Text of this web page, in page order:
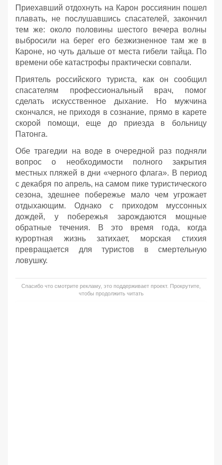
Приехавший отдохнуть на Карон россиянин пошел
плавать, не послушавшись спасателей, закончил
тем же: около половины шестого вечера волны
выбросили на берег его безжизненное там же в
Кароне, но чуть дальше от места гибели тайца. По
времени обе катастрофы практически совпали.
Приятель российского туриста, как он сообщил
спасателям профессиональный врач, помог
сделать искусственное дыхание. Но мужчина
скончался, не приходя в сознание, прямо в карете
скорой помощи, еще до приезда в больницу
Патонга.
Обе трагедии на воде в очередной раз подняли
вопрос о необходимости полного закрытия
местных пляжей в дни «черного флага». В период
с декабря по апрель, на самом пике туристического
сезона, здешнее побережье мало чем угрожает
отдыхающим. Однако с приходом муссонных
дождей, у побережья зарождаются мощные
обратные течения. В это время года, когда
курортная жизнь затихает, морская стихия
превращается для туристов в смертельную
ловушку.
Спасибо что смотрите рекламу, это поддерживает проект. Прокрутите,
чтобы продолжить читать